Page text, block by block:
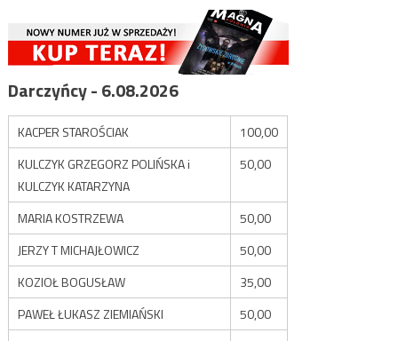
Darczyńcy - 6.08.2026
KACPER STAROŚCIAK
100,00
KULCZYK GRZEGORZ POLIŃSKA i
KULCZYK KATARZYNA
50,00
MARIA KOSTRZEWA
50,00
JERZY T MICHAJŁOWICZ
50,00
KOZIOŁ BOGUSŁAW
35,00
PAWEŁ ŁUKASZ ZIEMIAŃSKI
50,00